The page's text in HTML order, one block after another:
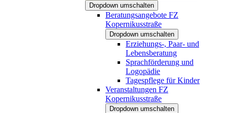
Dropdown umschalten
Beratungsangebote FZ
Kopernikusstraße
Dropdown umschalten
Erziehungs-, Paar- und
Lebensberatung
Sprachförderung und
Logopädie
Tagespflege für Kinder
Veranstaltungen FZ
Kopernikusstraße
Dropdown umschalten